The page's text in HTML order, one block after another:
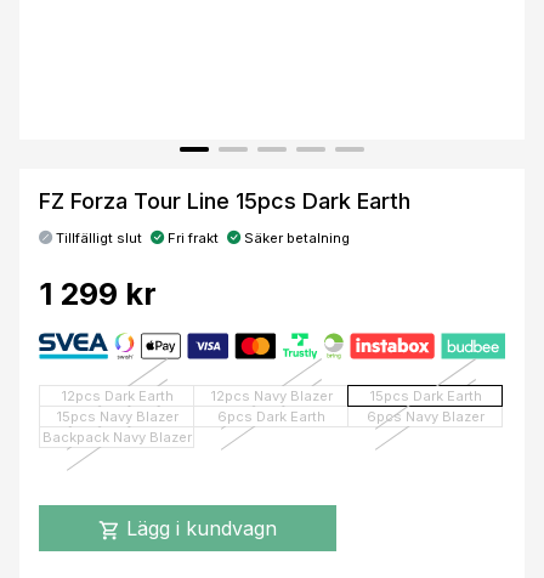
FZ Forza Tour Line 15pcs Dark Earth
Tillfälligt slut Fri frakt Säker betalning
1 299 kr
12pcs Dark Earth 12pcs Navy Blazer
15pcs Dark Earth
15pcs Navy Blazer
6pcs Dark Earth
6pcs Navy Blazer
Backpack Navy Blazer
shopping_cart Lägg i kundvagn